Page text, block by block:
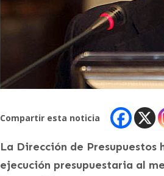
Compartir esta noticia
La Dirección de
ejecución presupuestaria al